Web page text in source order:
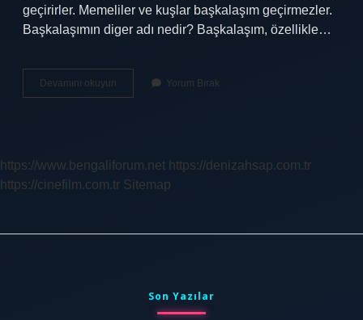
geçirirler. Memeliler ve kuşlar başkalaşım geçirmezler.
Başkalaşımın diger adı nedir? Başkalaşım, özellikle…
Devamını okuyun Hemimetabol
Ne
Yorum Bırak
https://www.bengaliforum.net https://denizahsap.com.tr
https://cinefilm.com.tr Sitemap
Son Yazılar